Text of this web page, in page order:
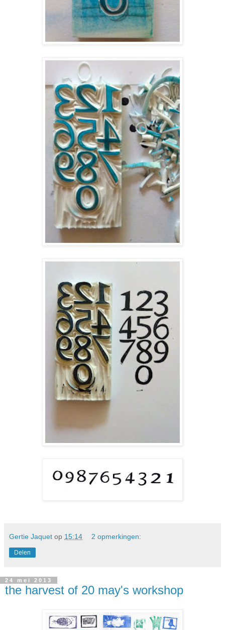
Gertie Jaquet op 15:14 2 opmerkingen:
Delen
24 mei 2013
the harvest of 20 may's workshop